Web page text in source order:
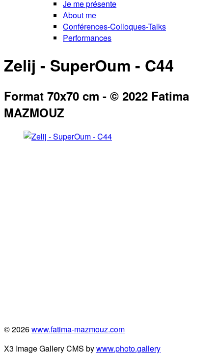
Je me présente
About me
Conférences-Colloques-Talks
Performances
Zelij - SuperOum - C44
Format 70x70 cm - © 2022 Fatima
MAZMOUZ
© 2026www.fatima-mazmouz.com
X3 Image Gallery CMS bywww.photo.gallery